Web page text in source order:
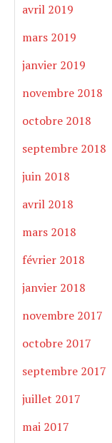
avril 2019
mars 2019
janvier 2019
novembre 2018
octobre 2018
septembre 2018
juin 2018
avril 2018
mars 2018
février 2018
janvier 2018
novembre 2017
octobre 2017
septembre 2017
juillet 2017
mai 2017